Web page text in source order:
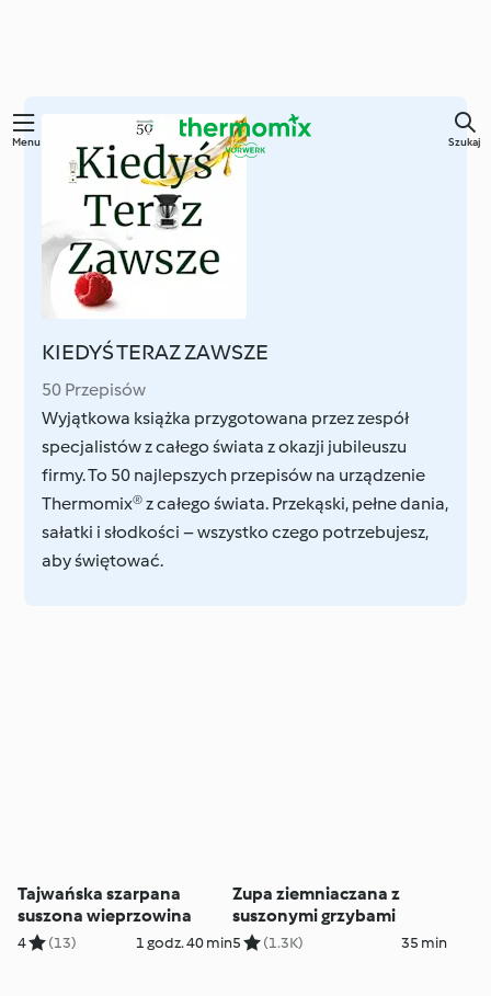
Przejdź
Menu Szukaj
KIEDYŚ TERAZ ZAWSZE
50 Przepisów
Wyjątkowa książka przygotowana przez zespół
specjalistów z całego świata z okazji jubileuszu
firmy. To 50 najlepszych przepisów na urządzenie
Thermomix® z całego świata. Przekąski, pełne dania,
sałatki i słodkości – wszystko czego potrzebujesz,
aby świętować.
Tajwańska szarpana
suszona wieprzowina
4 (13) 1 godz. 40 min
Zupa ziemniaczana z
suszonymi grzybami
5 (1.3K) 35 min